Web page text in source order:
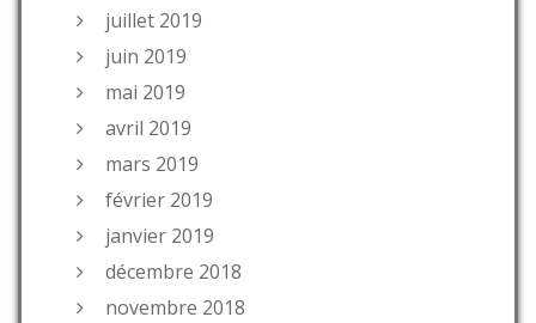
juillet 2019
juin 2019
mai 2019
avril 2019
mars 2019
février 2019
janvier 2019
décembre 2018
novembre 2018